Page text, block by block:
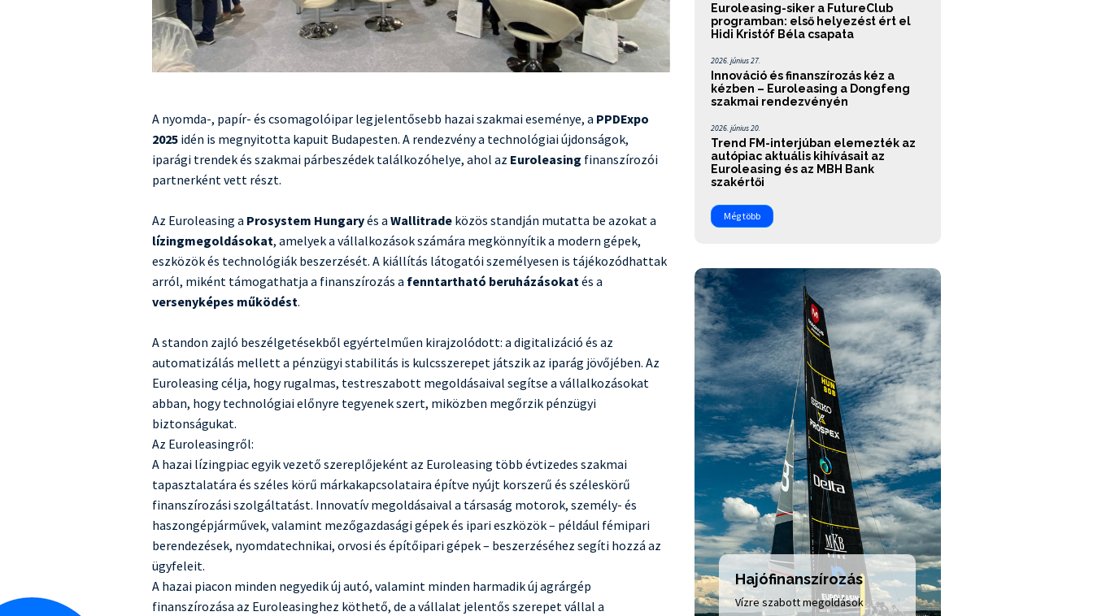
A nyomda-, papír- és csomagolóipar legjelentősebb hazai szakmai eseménye, a PPDExpo
2025 idén is megnyitotta kapuit Budapesten. A rendezvény a technológiai újdonságok,
iparági trendek és szakmai párbeszédek találkozóhelye, ahol az Euroleasing finanszírozói
partnerként vett részt.
Az Euroleasing a Prosystem Hungaryés a Wallitrade közös standján mutatta be azokat a
lízingmegoldásokat, amelyek a vállalkozások számára megkönnyítik a modern gépek,
eszközök és technológiák beszerzését. A kiállítás látogatói személyesen is tájékozódhattak
arról, miként támogathatja a finanszírozás a fenntartható beruházásokatés a
versenyképes működést.
A standon zajló beszélgetésekből egyértelműen kirajzolódott: a digitalizáció és az
automatizálás mellett a pénzügyi stabilitás is kulcsszerepet játszik az iparág jövőjében. Az
Euroleasing célja, hogy rugalmas, testreszabott megoldásaival segítse a vállalkozásokat
abban, hogy technológiai előnyre tegyenek szert, miközben megőrzik pénzügyi
biztonságukat.
Az Euroleasingről:
A hazai lízingpiac egyik vezető szereplőjeként az Euroleasing több évtizedes szakmai
tapasztalatára és széles körű márkakapcsolataira építve nyújt korszerű és széleskörű
finanszírozási szolgáltatást. Innovatív megoldásaival a társaság motorok, személy- és
haszongépjárművek, valamint mezőgazdasági gépek és ipari eszközök – például fémipari
berendezések, nyomdatechnikai, orvosi és építőipari gépek – beszerzéséhez segíti hozzá az
ügyfeleit.
A hazai piacon minden negyedik új autó, valamint minden harmadik új agrárgép
finanszírozása az Euroleasinghez köthető, de a vállalat jelentős szerepet vállal a
Euroleasing-siker a FutureClub
programban: első helyezést ért el
Hidi Kristóf Béla csapata
2026. június 27.
Innováció és finanszírozás kéz a
kézben – Euroleasing a Dongfeng
szakmai rendezvényén
2026. június 20.
Trend FM-interjúban elemezték az
autópiac aktuális kihívásait az
Euroleasing és az MBH Bank
szakértői
Még több
Szezonális
bevételhez
rugalmas finanszírozás, akár
támogatással egybekötve is!
Motor finanszírozás
Egyedi márkaakciók
Hajófinanszírozás
Vízre szabott megoldások